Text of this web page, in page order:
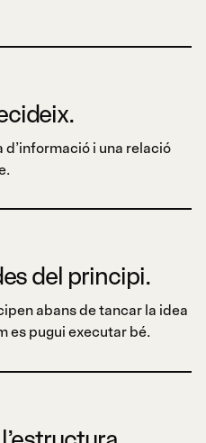
d’informació i una relació
del principi.
abans de tancar la idea
es pugui executar bé.